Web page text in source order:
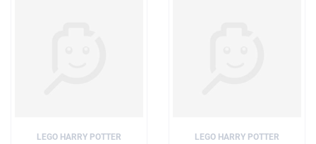
LEGO HARRY POTTER LEGO HARRY POTTER